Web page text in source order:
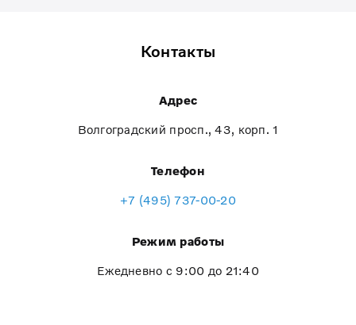
Контакты
Адрес
Волгоградский просп., 43, корп. 1
Телефон
+7 (495) 737-00-20
Режим работы
Ежедневно с 9:00 до 21:40